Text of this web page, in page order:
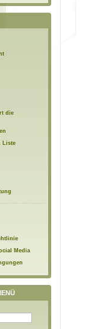
die
Liste
Media